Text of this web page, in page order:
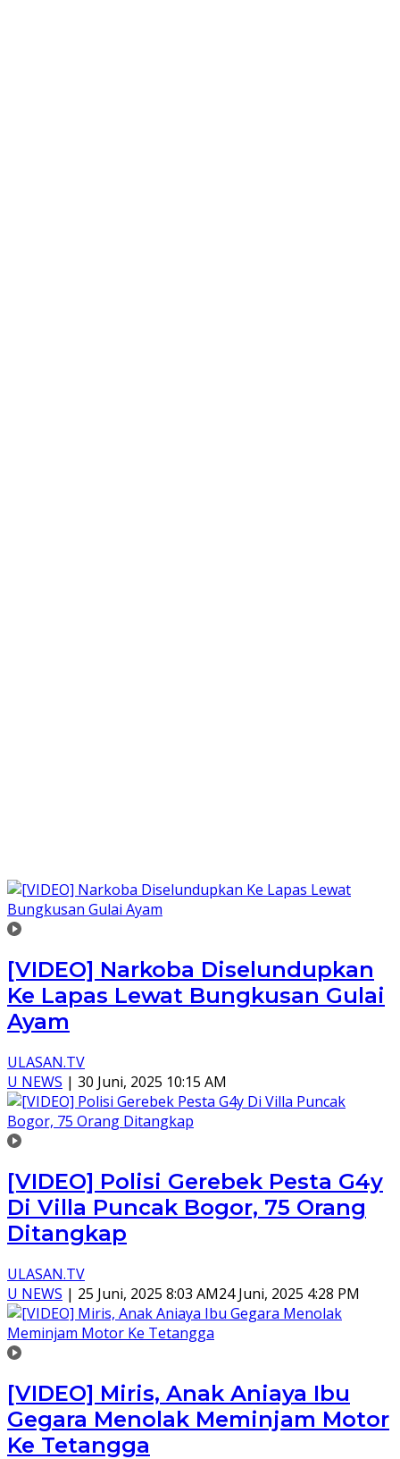
[VIDEO] Narkoba Diselundupkan
Ke Lapas Lewat Bungkusan Gulai
Ayam
ULASAN.TV
U NEWS | 30 Juni, 2025 10:15 AM
[VIDEO] Polisi Gerebek Pesta G4y
Di Villa Puncak Bogor, 75 Orang
Ditangkap
ULASAN.TV
U NEWS | 25 Juni, 2025 8:03 AM24 Juni, 2025 4:28 PM
[VIDEO] Miris, Anak Aniaya Ibu
Gegara Menolak Meminjam Motor
Ke Tetangga